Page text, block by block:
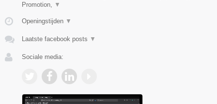
Promotion,
▼
Openingstijden ▼
Laatste facebook posts ▼
Sociale media: